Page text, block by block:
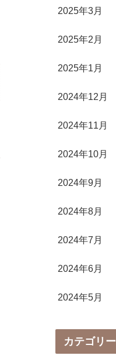
2025年3月
2025年2月
2025年1月
2024年12月
2024年11月
2024年10月
2024年9月
2024年8月
2024年7月
2024年6月
2024年5月
カテゴリー